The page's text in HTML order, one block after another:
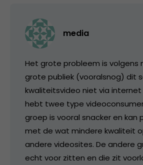
media
Het grote probleem is volgens
grote publiek (vooralsnog) dit
kwaliteitsvideo niet via internet
hebt twee type
groep is vooral snacker en kan
met de wat mindere kwaliteit
andere videosites. De andere
echt voor zitten en die zit